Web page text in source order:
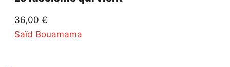
36,00 €
Saïd Bouamama